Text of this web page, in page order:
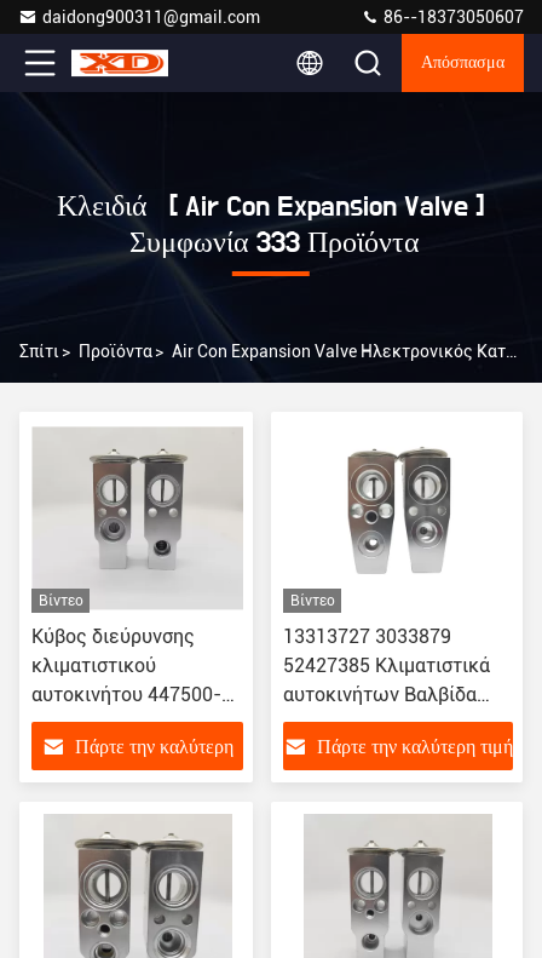
daidong900311@gmail.com 86--18373050607
Απόσπασμα
Κλειδιά [ Air Con Expansion Valve ]
Συμφωνία 333 Προϊόντα
Σπίτι > Προϊόντα> Air Con Expansion Valve Ηλεκτρονικός Κατασκευαστής
Βίντεο
Κύβος διεύρυνσης
κλιματιστικού
αυτοκινήτου 447500-
1610 8851560150
Πάρτε την καλύτερη
Βίντεο
13313727 3033879
52427385 Κλιματιστικά
αυτοκινήτων Βαλβίδα
επέκτασης για Chevrolet
AudiΠάρτε την καλύτερη τιμή